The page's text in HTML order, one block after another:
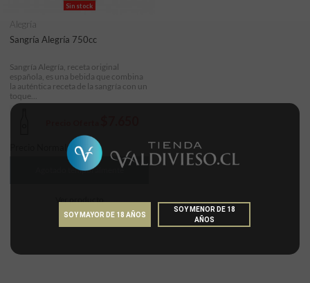
Sin stock
Sangría Alegría 750cc
Precio Normal: $9.790
Alegría
Sangría Alegría, receta original
española, es una bebida que combina
la auténtica receta de la sangría con un
toque...
Agotado temporalmente
SOY MAYOR DE 18 AÑOS
SOY MENOR DE 18
AÑOS